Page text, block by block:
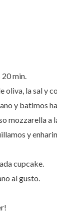
min.
oliva, la sal y
y batimos
mozzarella
y
cupcake.
al gusto.